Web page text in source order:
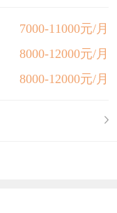
7000-11000元/月
8000-12000元/月
8000-12000元/月